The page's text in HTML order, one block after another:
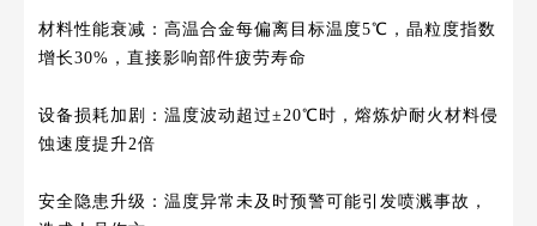
材料性能衰减：高温合金每偏离目标温度5℃，晶粒度指数
增长30%，直接影响部件疲劳寿命
设备损耗加剧：温度波动超过±20℃时，熔炼炉耐火材料侵
蚀速度提升2倍
安全隐患升级：温度异常未及时预警可能引发喷溅事故，